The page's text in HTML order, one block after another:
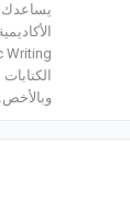
يساعدك